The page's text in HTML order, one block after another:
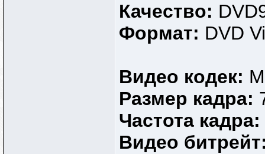
Качество:
Формат: DVD
Видео кодек:
Размер кадра:
Частота кадра:
Видео